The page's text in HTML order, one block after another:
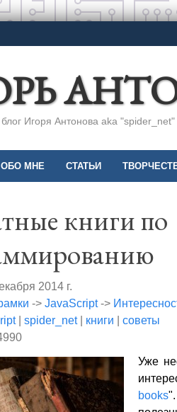
Игоря Антонова aka "spider_net"
ОБО МНЕ СТАТЬИ
книги по
2014 г.
-> JavaScript->
| spider_net| книги
советы
Уже
books